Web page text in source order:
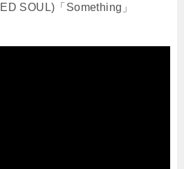
SOUL)「Something」